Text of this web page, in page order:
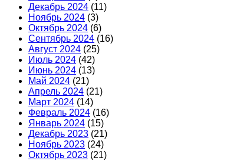
Декабрь 2024 (11)
Ноябрь 2024 (3)
Октябрь 2024 (6)
Сентябрь 2024 (16)
Август 2024 (25)
Июль 2024 (42)
Июнь 2024 (13)
Май 2024 (21)
Апрель 2024 (21)
Март 2024 (14)
Февраль 2024 (16)
Январь 2024 (15)
Декабрь 2023 (21)
Ноябрь 2023 (24)
Октябрь 2023 (21)